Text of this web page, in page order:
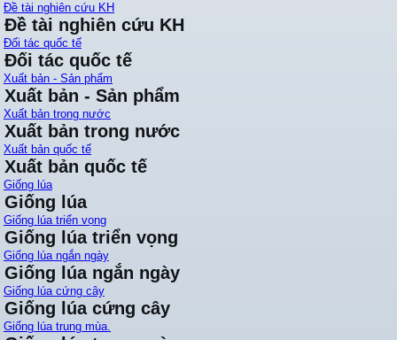
Đề tài nghiên cứu KH
Đề tài nghiên cứu KH
Đối tác quốc tế
Đối tác quốc tế
Xuất bản - Sản phẩm
Xuất bản - Sản phẩm
Xuất bản trong nước
Xuất bản trong nước
Xuất bản quốc tế
Xuất bản quốc tế
Giống lúa
Giống lúa
Giống lúa triển vọng
Giống lúa triển vọng
Giống lúa ngắn ngày
Giống lúa ngắn ngày
Giống lúa cứng cây
Giống lúa cứng cây
Giống lúa trung mùa.